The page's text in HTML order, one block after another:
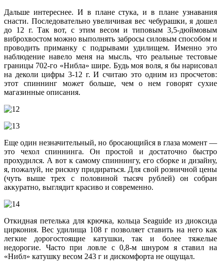
Дальше интереснее. И в плане стука, и в плане узнавания
снасти. Последовательно увеличивая вес чебурашки, я дошел
до 12 г. Так вот, с этим весом и типовым 3,5-дюймовым
виброхвостом можно выполнять забросы силовым способом и
проводить приманку с подрывами удилищем. Именно это
наблюдение навело меня на мысль, что реальные тестовые
границы 702-го «Нибла» шире. Будь моя воля, я бы нарисовал
на деколи цифры 3-12 г. И считаю это одним из просчетов:
этот спиннинг может больше, чем о нем говорят сухие
магазинные описания.
Еще один незначительный, но бросающийся в глаза момент —
это чехол спиннинга. Он простой и достаточно быстро
прохудился. А вот к самому спиннингу, его сборке и дизайну,
я, пожалуй, не рискну придираться. Для свой розничной цены
(чуть выше трех с половиной тысяч рублей) он собран
аккуратно, выглядит красиво и современно.
Откидная петелька для крючка, кольца Seaguide из диоксида
циркония. Вес удилища 108 г позволяет ставить на него как
легкие дорогостоящие катушки, так и более тяжелые
недорогие. Часто при ловле с 0,8-м шнуром я ставил на
«Нибл» катушку весом 243 г и дискомфорта не ощущал.